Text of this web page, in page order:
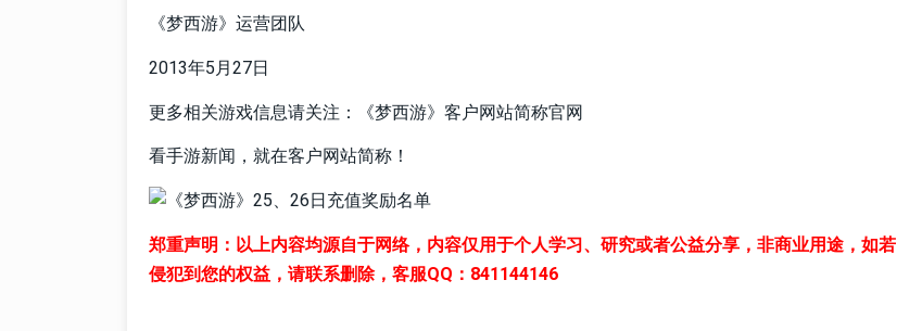
《梦西游》运营团队
2013年5月27日
更多相关游戏信息请关注：《梦西游》客户网站简称官网
看手游新闻，就在客户网站简称！
郑重声明：以上内容均源自于网络，内容仅用于个人学习、研究或者公益分享，非商业用途，如若
侵犯到您的权益，请联系删除，客服QQ：841144146